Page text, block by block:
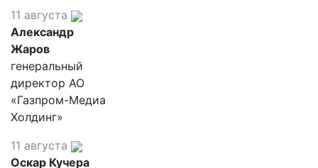
11 августа
Александр
Жаров
генеральный
директор АО
«Газпром-Медиа
Холдинг»
11 августа
Оскар Кучера